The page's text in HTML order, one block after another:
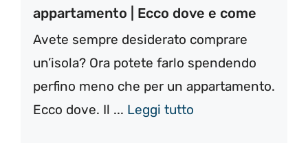
appartamento | Ecco dove e come
Avete sempre desiderato comprare
un’isola? Ora potete farlo spendendo
perfino meno che per un appartamento.
Ecco dove. Il ... Leggi tutto